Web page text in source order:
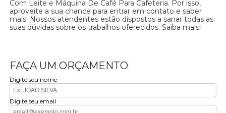
Com Leite e Máquina De Café Para Cafeteria. Por isso,
aproveite a sua chance para entrar em contato e saber
mais. Nossos atendentes estão dispostos a sanar todas as
suas dúvidas sobre os trabalhos oferecidos. Saiba mais!
FAÇA UM ORÇAMENTO
Digite seu nome
Digite seu email